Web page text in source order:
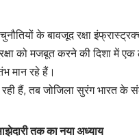
के बावजूद रक्षा
को मजबूत करने की दिशा में
मान रहे हैं।
हैं, तब जोजिला सुरंग भारत के
तक का नया अध्याय